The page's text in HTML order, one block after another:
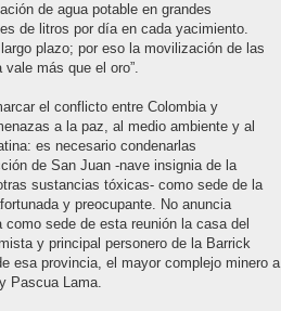
de agua potable en grandes
de litros por día en cada yacimiento.
plazo; por eso la movilización de las
más que el oro”.
el conflicto entre Colombia y
a la paz, al medio ambiente y al
es necesario condenarlas
de San Juan -nave insignia de la
sustancias tóxicas- como sede de la
y preocupante. No anuncia
sede de esta reunión la casa del
y principal personero de la Barrick
esa provincia, el mayor complejo minero a
Pascua Lama.